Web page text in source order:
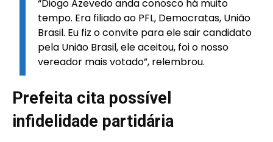
“Diogo Azevedo anda conosco há muito
tempo. Era filiado ao PFL, Democratas, União
Brasil. Eu fiz o convite para ele sair candidato
pela União Brasil, ele aceitou, foi o nosso
vereador mais votado”, relembrou.
Prefeita cita possível
infidelidade partidária